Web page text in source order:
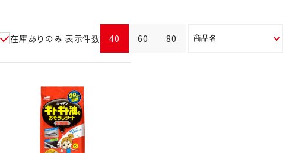
在庫ありのみ 表示件数 40 60 80